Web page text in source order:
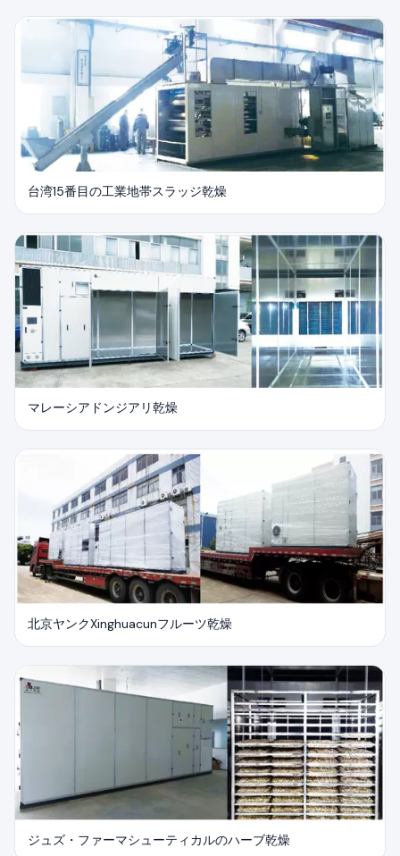
台湾15番目の工業地帯スラッジ乾燥
マレーシアドンジアリ乾燥
北京ヤンクXinghuacunフルーツ乾燥
ジュズ・ファーマシューティカルのハーブ乾燥